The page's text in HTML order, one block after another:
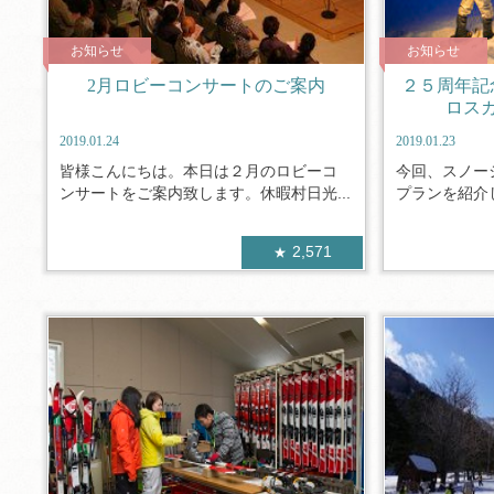
お知らせ
2月ロビーコンサートのご案内
2019.01.24
皆様こんにちは。本日は２月のロビーコ
ンサートをご案内致します。休暇村日光...
2,571
お知らせ
２５周年
ロス
2019.01.23
今回、スノー
プランを紹介